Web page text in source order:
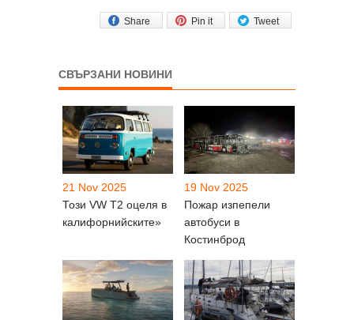
Tweet
Pin it
Share
СВЪРЗАНИ НОВИНИ
21 Nov 2025
Този VW T2 оцеля в
калифорнийските»
19 Nov 2025
Пожар изпепели
автобуси в
Костинброд